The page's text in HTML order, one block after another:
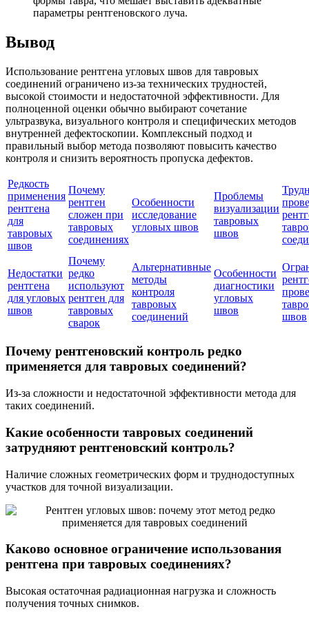
параметры рентгеновского луча.
Вывод
Использование рентгена угловых швов для тавровых
соединений ограничено из-за технических трудностей,
высокой стоимости и недостаточной эффективности. Для
полноценной оценки обычно выбирают сочетание
ультразвука, визуального контроля и специфических методов
внутренней дефектоскопии. Комплексный подход и
правильный выбор метода позволяют повысить качество
контроля и снизить вероятность пропуска дефектов.
Редкость
применения
рентгена
для
тавровых
швов
Почему
рентген
сложен при
тавровых
соединениях
Особенности
исследование
угловых швов
Проблемы
визуализации
тавровых
швов
Недостатки
рентгена
для угловых
швов
Почему
редко
используют
рентген для
тавровых
сварок
Альтернативные
методы
контроля
тавровых
соединений
Особенности
диагностики
угловых
швов
швов
Почему рентгеновский контроль редко
применяется для тавровых соединений?
Из-за сложности и недостаточной эффективности метода для
таких соединений.
Какие особенности тавровых соединений
затрудняют рентгеновский контроль?
Наличие сложных геометрических форм и труднодоступных
участков для точной визуализации.
Каково основное ограничение использования
рентгена при тавровых соединениях?
Высокая остаточная радиационная нагрузка и сложность
получения точных снимков.